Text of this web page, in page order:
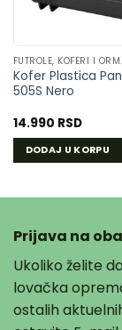
proizvoda.
FUTROLE, KOFERI I
Kofer Plastica
505S Nero
14.990 RSD
DODAJ U KORPU
Prijava na
Ukoliko želite
lovačka
ostalih